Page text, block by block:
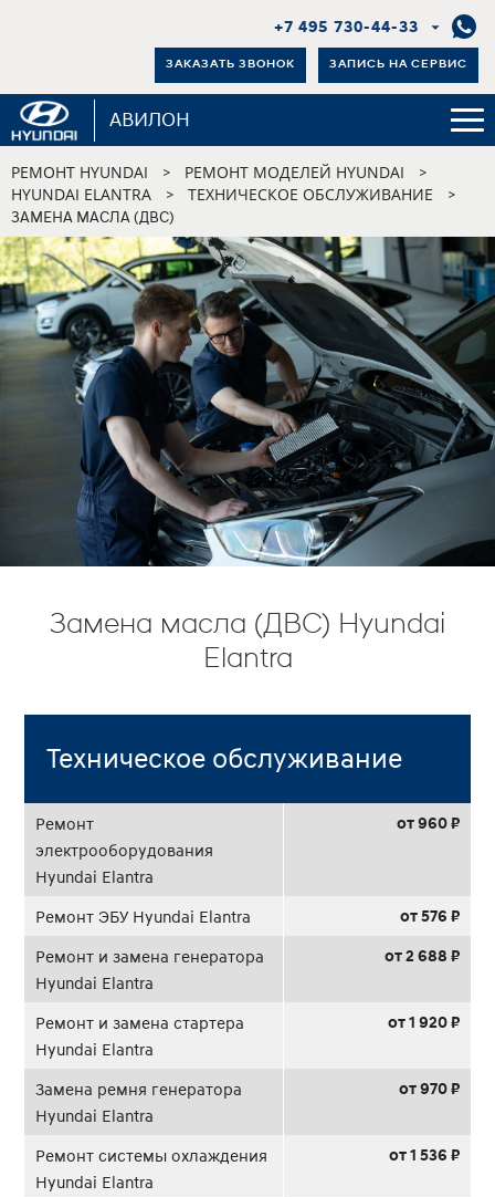
+7 495 730-44-33
ЗАКАЗАТЬ ЗВОНОК ЗАПИСЬ НА СЕРВИС
АВИЛОН
РЕМОНТ HYUNDAI > РЕМОНТ МОДЕЛЕЙ HYUNDAI >
HYUNDAI ELANTRA > ТЕХНИЧЕСКОЕ ОБСЛУЖИВАНИЕ >
ЗАМЕНА МАСЛА (ДВС)
Замена масла (ДВС) Hyundai
Elantra
Техническое обслуживание
Ремонт
электрооборудования
Hyundai Elantra
от 960 ₽
Ремонт ЭБУ Hyundai Elantra от 576 ₽
Ремонт и замена генератора
Hyundai Elantra
от 2 688 ₽
Ремонт и замена стартера
Hyundai Elantra
от 1 920 ₽
Замена ремня генератора
Hyundai Elantra
от 970 ₽
Ремонт системы охлаждения
Hyundai Elantra
от 1 536 ₽